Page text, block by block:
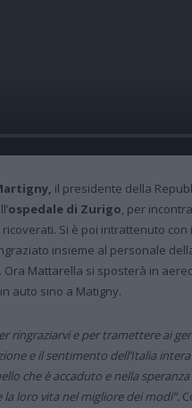
il presidente della
ospedale di Zurigo, per
Si è poi intrattenuto con
insieme al personale
Ora Mattarella si sposterà in
auto sino a Matigny.
ringraziarvi e per tramettere ai
e il sentimento dell’Italia
che è accaduto e nella
loro vita nel migliore dei modi”.